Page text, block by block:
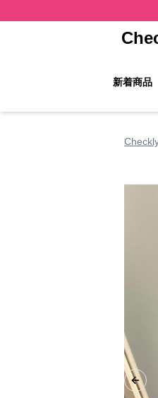
新着商品